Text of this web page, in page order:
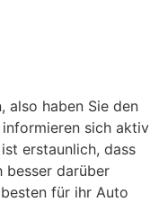
also haben Sie den
sich aktiv
ist erstaunlich, dass
besser darüber
für ihr Auto